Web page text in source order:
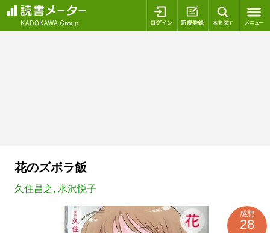
ログイン 新規登録
花のズボラ飯
久住昌之, 水沢悦子
感想
28